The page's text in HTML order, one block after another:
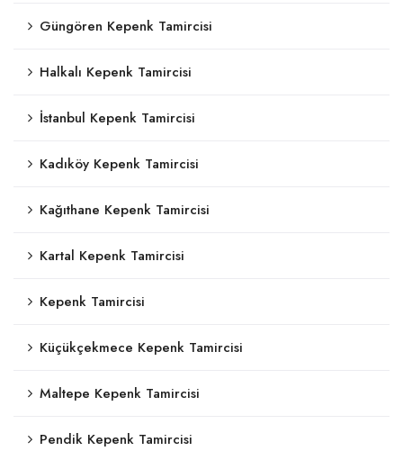
Güngören Kepenk Tamircisi
Halkalı Kepenk Tamircisi
İstanbul Kepenk Tamircisi
Kadıköy Kepenk Tamircisi
Kağıthane Kepenk Tamircisi
Kartal Kepenk Tamircisi
Kepenk Tamircisi
Küçükçekmece Kepenk Tamircisi
Maltepe Kepenk Tamircisi
Pendik Kepenk Tamircisi